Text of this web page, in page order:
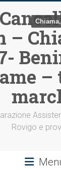
–
Rovigo e